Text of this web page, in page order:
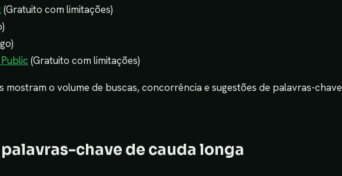
(Gratuito com limitações)
(Gratuito com limitações)
mostram o volume de buscas, concorrência e sugestões de palavras-chave
palavras-chave de cauda longa